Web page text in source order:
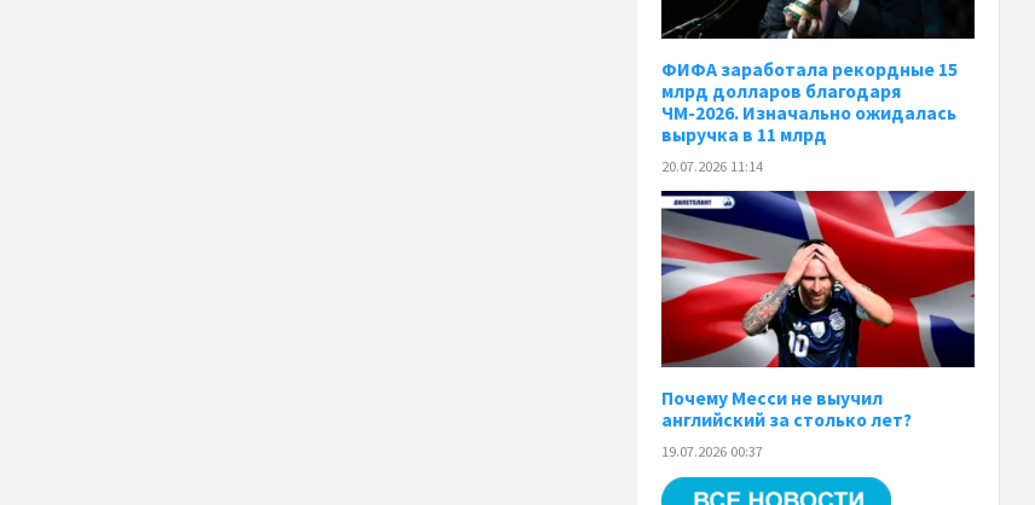
ФИФА заработала рекордные 15
млрд долларов благодаря
ЧМ-2026. Изначально ожидалась
выручка в 11 млрд
20.07.2026 11:14
Почему Месси не выучил
английский за столько лет?
19.07.2026 00:37